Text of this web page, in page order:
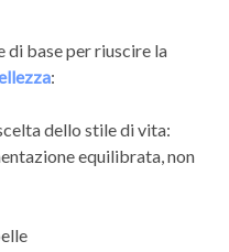
di base per riuscire la
:
dello stile di vita:
equilibrata, non